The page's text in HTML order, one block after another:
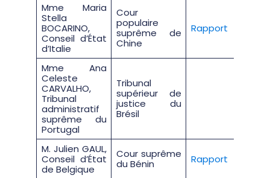
Mme Maria
Stella
BOCARINO,
Conseil d’État
d’Italie
Cour
populaire
suprême de
Chine
Rapport
Mme Ana
Celeste
CARVALHO,
Tribunal
administratif
suprême du
Portugal
Tribunal
supérieur de
justice du
Brésil
M. Julien GAUL,
Conseil d’État
de Belgique
Cour suprême
du Bénin
Rapport